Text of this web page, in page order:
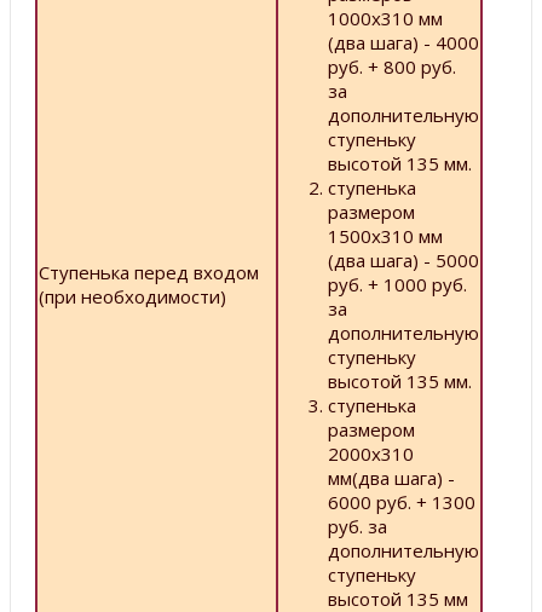
Ступенька перед входом
(при необходимости)
1000х310 мм
(два шага) - 4000
руб. + 800 руб.
за
дополнительную
ступеньку
высотой 135 мм.
ступенька
размером
1500х310 мм
(два шага) - 5000
руб. + 1000 руб.
за
дополнительную
ступеньку
высотой 135 мм.
ступенька
размером
2000х310
мм(два шага) -
6000 руб. + 1300
руб. за
дополнительную
ступеньку
высотой 135 мм